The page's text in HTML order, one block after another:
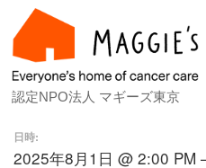
認定NPO法人 マギーズ東京
日時:
2025年8月1日 @ 2:00 PM